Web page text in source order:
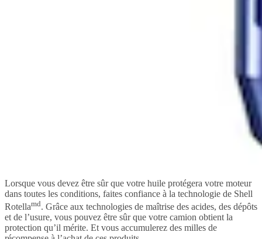
Lorsque vous devez être sûr que votre huile protégera votre moteur
dans toutes les conditions, faites confiance à la technologie de Shell
Rotellamd. Grâce aux technologies de maîtrise des acides, des dépôts
et de l’usure, vous pouvez être sûr que votre camion obtient la
protection qu’il mérite. Et vous accumulerez des milles de